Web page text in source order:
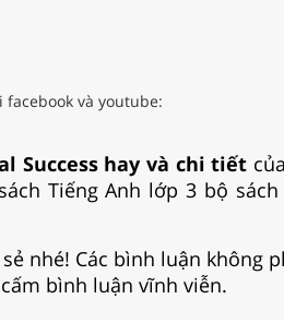
và youtube:
Success hay và chi tiết
Tiếng Anh lớp 3 bộ
nhé! Các bình luận không
bình luận vĩnh viễn.